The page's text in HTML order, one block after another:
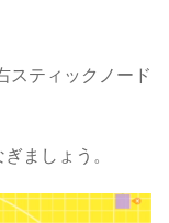
スティックノード
ましょう。